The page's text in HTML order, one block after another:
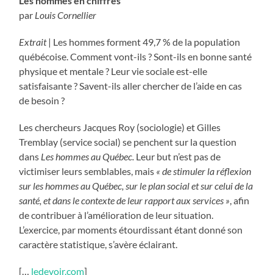
par Louis Cornellier
Extrait| Les hommes forment 49,7 % de la population
québécoise. Comment vont-ils ? Sont-ils en bonne santé
physique et mentale ? Leur vie sociale est-elle
satisfaisante ? Savent-ils aller chercher de l’aide en cas
de besoin ?
Les chercheurs Jacques Roy (sociologie) et Gilles
Tremblay (service social) se penchent sur la question
dans Les hommes au Québec. Leur but n’est pas de
victimiser leurs semblables, mais « de stimuler la réflexion
sur les hommes au Québec, sur le plan social et sur celui de la
santé, et dans le contexte de leur rapport aux services », afin
de contribuer à l’amélioration de leur situation.
L’exercice, par moments étourdissant étant donné son
caractère statistique, s’avère éclairant.
[… ledevoir.com]